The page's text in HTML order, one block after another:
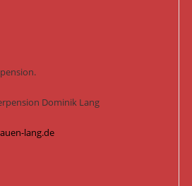
Dominik Lang
lang.de